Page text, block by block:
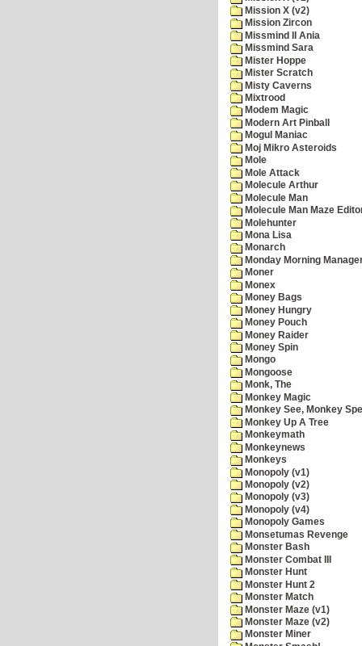
Mission X (v2)
Mission Zircon
Missmind II Ania
Missmind Sara
Mister Hoppe
Mister Scratch
Misty Caverns
Mixtrood
Modem Magic
Modern Art Pinball
Mogul Maniac
Moj Mikro Asteroids
Mole
Mole Attack
Molecule Arthur
Molecule Man
Molecule Man Maze
Molehunter
Mona Lisa
Monarch
Monday Morning
Moner
Monex
Money Bags
Money Hungry
Money Pouch
Money Raider
Money Spin
Mongo
Mongoose
Monk, The
Monkey Magic
Monkey See, Monkey
Monkey Up A Tree
Monkeymath
Monkeynews
Monkeys
Monopoly (v1)
Monopoly (v2)
Monopoly (v3)
Monopoly (v4)
Monopoly Games
Monsetumas Revenge
Monster Bash
Monster Combat III
Monster Hunt
Monster Hunt 2
Monster Match
Monster Maze (v1)
Monster Maze (v2)
Monster Miner